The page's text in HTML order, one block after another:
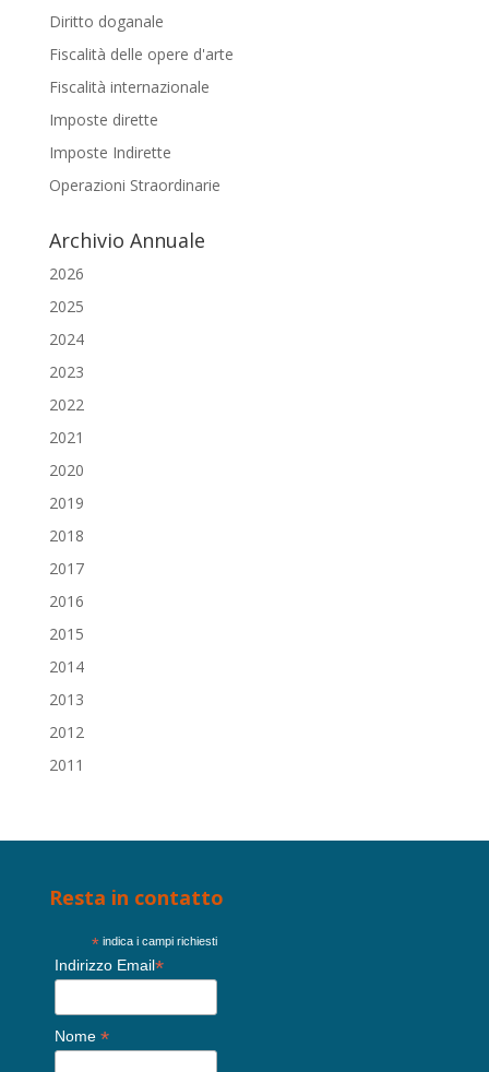
Diritto doganale
Fiscalità delle opere d'arte
Fiscalità internazionale
Imposte dirette
Imposte Indirette
Operazioni Straordinarie
Archivio Annuale
2026
2025
2024
2023
2022
2021
2020
2019
2018
2017
2016
2015
2014
2013
2012
2011
Resta in contatto
*indica i campi richiesti
Indirizzo Email*
Nome *